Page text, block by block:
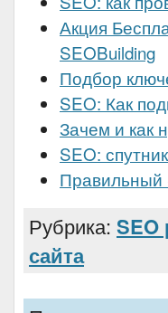
Акция
SEOBuilding
Подбор
SEO: Как
Зачем и как
SEO:
Правильный
Рубрика: SEO
сайта